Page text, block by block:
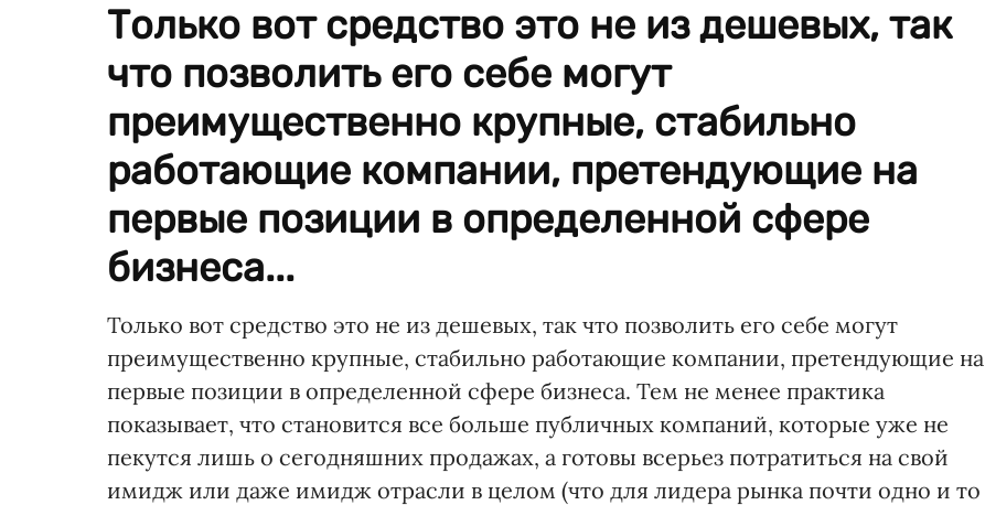
Только вот средство это не из дешевых, так
что позволить его себе могут
преимущественно крупные, стабильно
работающие компании, претендующие на
первые позиции в определенной сфере
бизнеса...
Только вот средство это не из дешевых, так что позволить его себе могут
преимущественно крупные, стабильно работающие компании, претендующие на
первые позиции в определенной сфере бизнеса. Тем не менее практика
показывает, что становится все больше публичных компаний, которые уже не
пекутся лишь о сегодняшних продажах, а готовы всерьез потратиться на свой
имидж или даже имидж отрасли в целом (что для лидера рынка почти одно и то